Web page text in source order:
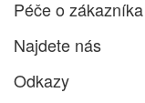
Péče o zákazníka
Najdete nás
Odkazy